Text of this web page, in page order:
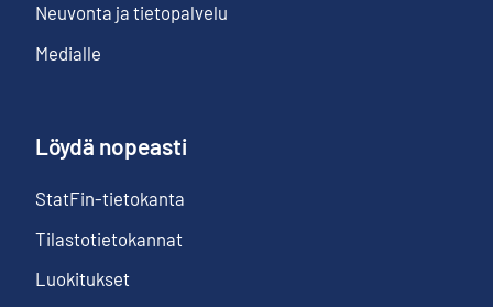
Neuvonta ja tietopalvelu
Medialle
Löydä nopeasti
StatFin-tietokanta
Tilastotietokannat
Luokitukset